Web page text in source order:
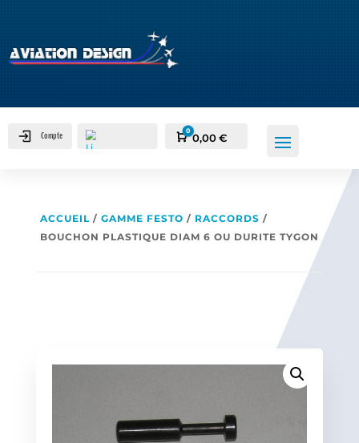
Compte
Favoris
Panier
0
0,00€
ACCUEIL / GAMME FESTO / RACCORDS /
BOUCHON PLASTIQUE DIAM 6 OU DURITE TYGON